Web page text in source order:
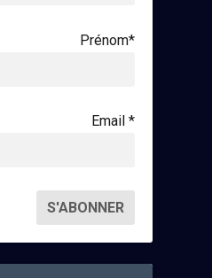
Prénom*
Email *